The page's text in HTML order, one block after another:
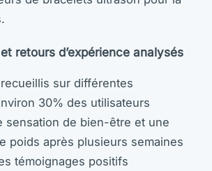
retours d’expérience analysés
sur différentes
30% des utilisateurs
sensation de bien-être et une
poids après plusieurs semaines
témoignages positifs